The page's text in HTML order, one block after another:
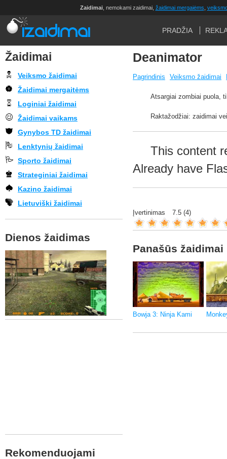
Zaidimai, nemokami zaidimai, žaidimai mergaiėms
PRADŽIA
Deanimator
Pagrindinis Veiksmo žaidimai
Atsargiai zombiai puola,
Raktažodžiai: zaidimai
This content
Already have
Įvertinimas 7.5 (4)
Panašūs žaidimai
Bowja 3: Ninja Kami
Žaidimai
Veiksmo žaidimai
Žaidimai mergaitėms
Loginiai žaidimai
Žaidimai vaikams
Gynybos TD žaidimai
Lenktynių žaidimai
Sporto žaidimai
Strateginiai žaidimai
Kazino žaidimai
Lietuviški žaidimai
Dienos žaidimas
Rekomenduojami